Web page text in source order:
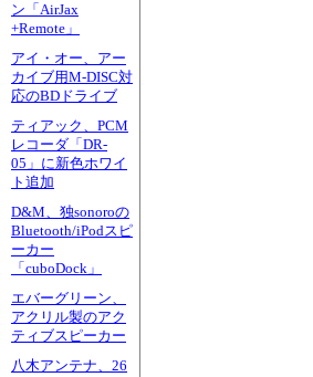
ン「AirJax
+Remote」
アイ・オー、アー
カイブ用M-DISC対
応のBDドライブ
ティアック、PCM
レコーダ「DR-
05」に新色ホワイ
ト追加
D&M、独sonoroの
Bluetooth/iPodスピ
ーカー
「cuboDock」
エバーグリーン、
アクリル製のアク
ティブスピーカー
八木アンテナ、26